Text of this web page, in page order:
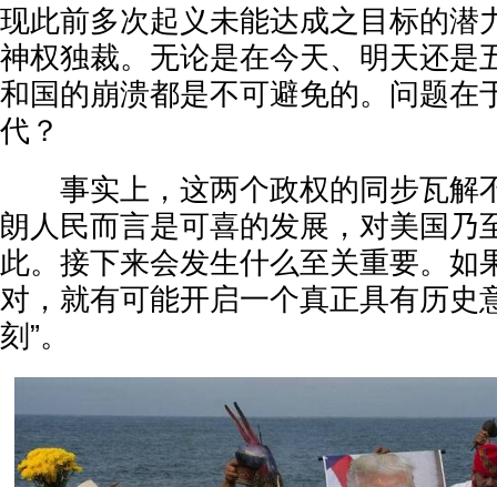
现此前多次起义未能达成之目标的潜
神权独裁。无论是在今天、明天还是
和国的崩溃都是不可避免的。问题在
代？
事实上，这两个政权的同步瓦解
朗人民而言是可喜的发展，对美国乃
此。接下来会发生什么至关重要。如
对，就有可能开启一个真正具有历史
刻”。